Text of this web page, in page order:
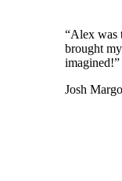
“Alex was
brought
imagined!”
Josh